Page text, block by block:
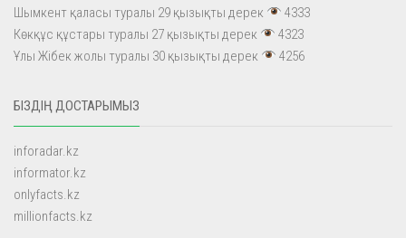
Шымкент қаласы туралы 29 қызықты дерек
4333
Көкқұс құстары туралы 27 қызықты дерек
4323
Ұлы Жібек жолы туралы 30 қызықты дерек
4256
БІЗДІҢ ДОСТАРЫМЫЗ
inforadar.kz
informator.kz
onlyfacts.kz
millionfacts.kz